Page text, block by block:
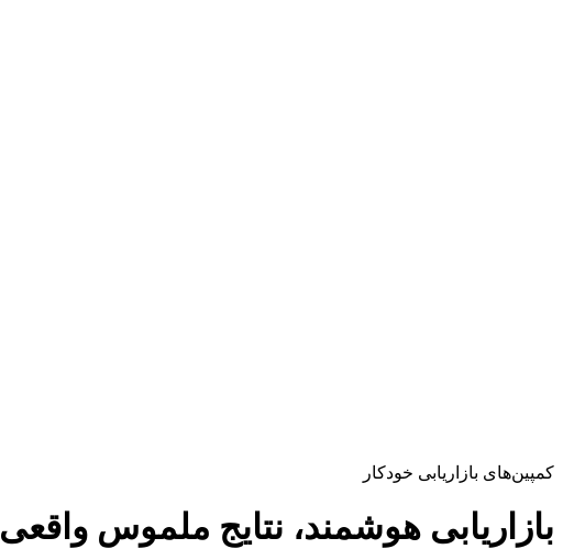
کمپین‌های بازاریابی خودکار
بازاریابی هوشمند، نتایج ملموس واقعی